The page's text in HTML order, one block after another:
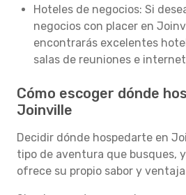
Hoteles de negocios: Si
negocios con placer en
encontrarás excelentes
salas de reuniones e
Cómo escoger dónde
Joinville
Decidir dónde hospedarte en
tipo de aventura que busques,
ofrece su propio sabor y